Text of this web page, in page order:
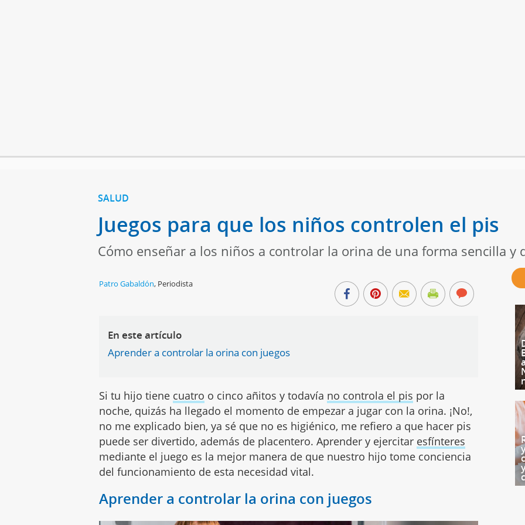
SALUD
Juegos para que los niños controlen el pis
Cómo enseñar a los niños a controlar la orina de una forma sencilla y
Patro Gabaldón, Periodista
En este artículo
Aprender a controlar la orina con juegos
Si tu hijo tiene cuatro o cinco añitos y todavía no controla el pis por la
noche, quizás ha llegado el momento de empezar a jugar con la orina. ¡No!,
no me explicado bien, ya sé que no es higiénico, me refiero a que hacer pis
puede ser divertido, además de placentero. Aprender y ejercitar esfínteres
mediante el juego es la mejor manera de que nuestro hijo tome conciencia
del funcionamiento de esta necesidad vital.
Aprender a controlar la orina con juegos